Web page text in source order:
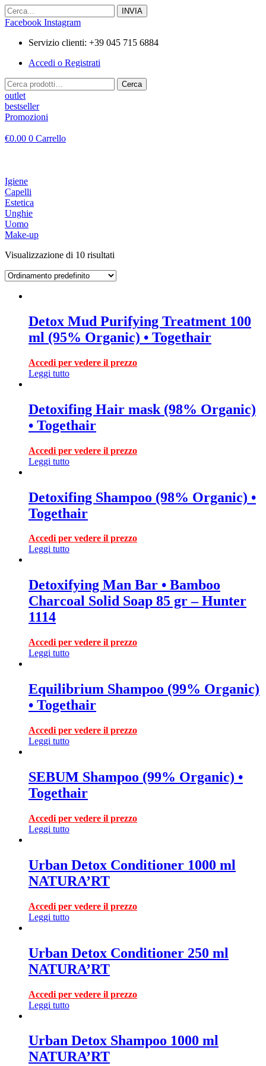
Vai
al
Facebook Instagram
Servizio clienti: +39 045 715 6884
Accedi o Registrati
Cerca:
Cerca
outlet
bestseller
Promozioni
€0.00 0 Carrello
Igiene
Capelli
Estetica
Unghie
Uomo
Make-up
Visualizzazione di 10 risultati
Detox Mud Purifying Treatment 100
ml (95% Organic) • Togethair
Accedi per vedere il prezzo
Leggi tutto
Detoxifing Hair mask (98% Organic)
• Togethair
Accedi per vedere il prezzo
Leggi tutto
Detoxifing Shampoo (98% Organic) •
Togethair
Accedi per vedere il prezzo
Leggi tutto
Detoxifying Man Bar • Bamboo
Charcoal Solid Soap 85 gr – Hunter
1114
Accedi per vedere il prezzo
Leggi tutto
Equilibrium Shampoo (99% Organic)
• Togethair
Accedi per vedere il prezzo
Leggi tutto
SEBUM Shampoo (99% Organic) •
Togethair
Accedi per vedere il prezzo
Leggi tutto
Urban Detox Conditioner 1000 ml
NATURA’RT
Accedi per vedere il prezzo
Leggi tutto
Urban Detox Conditioner 250 ml
NATURA’RT
Accedi per vedere il prezzo
Leggi tutto
Urban Detox Shampoo 1000 ml
NATURA’RT